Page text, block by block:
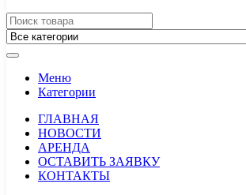
Меню
Категории
ГЛАВНАЯ
НОВОСТИ
АРЕНДА
ОСТАВИТЬ ЗАЯВКУ
КОНТАКТЫ